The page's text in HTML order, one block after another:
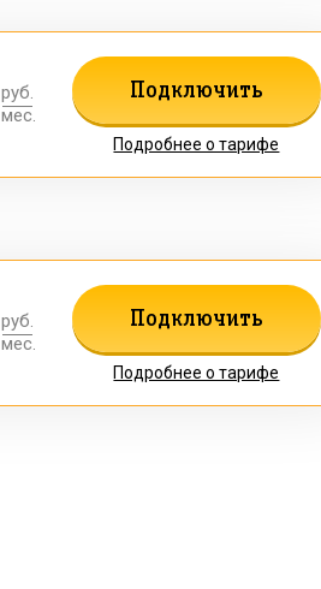
руб.
мес.
Подключить
Подробнее о тарифе
руб.
мес.
Подключить
Подробнее о тарифе